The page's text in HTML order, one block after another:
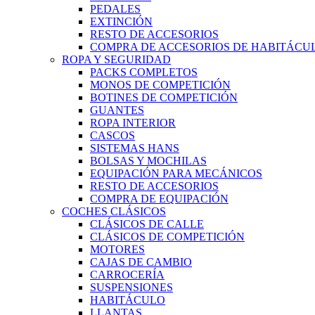
PEDALES
EXTINCIÓN
RESTO DE ACCESORIOS
COMPRA DE ACCESORIOS DE
ROPA Y SEGURIDAD
PACKS COMPLETOS
MONOS DE COMPETICIÓN
BOTINES DE COMPETICIÓN
GUANTES
ROPA INTERIOR
CASCOS
SISTEMAS HANS
BOLSAS Y MOCHILAS
EQUIPACIÓN PARA MECÁNICOS
RESTO DE ACCESORIOS
COMPRA DE EQUIPACIÓN
COCHES CLÁSICOS
CLÁSICOS DE CALLE
CLÁSICOS DE COMPETICIÓN
MOTORES
CAJAS DE CAMBIO
CARROCERÍA
SUSPENSIONES
HABITÁCULO
LLANTAS